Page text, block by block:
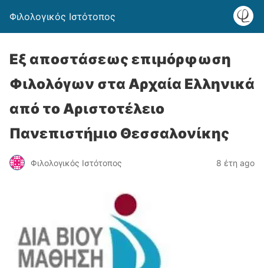
Φιλολογικός Ιστότοπος
Εξ αποστάσεως επιμόρφωση
Φιλολόγων στα Αρχαία Ελληνικά
από το Αριστοτέλειο
Πανεπιστήμιο Θεσσαλονίκης
Φιλολογικός Ιστότοπος 8 έτη ago